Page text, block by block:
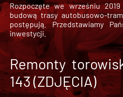
Rozpoczęte we wrześniu
budową trasy autobusowo-
postępują. Przedstawiamy
inwestycji.
Remonty
143 (ZDJĘCIA)